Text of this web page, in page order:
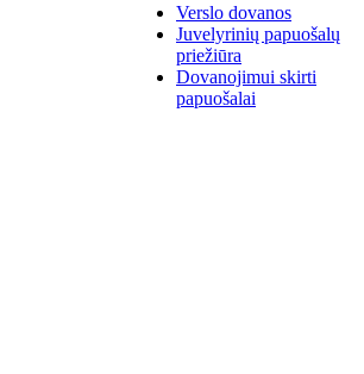
Verslo dovanos
Juvelyrinių papuošalų
priežiūra
Dovanojimui skirti
papuošalai